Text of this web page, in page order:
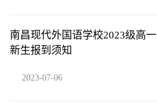
南昌现代外国语学校2023级高一
新生报到须知
2023-07-06